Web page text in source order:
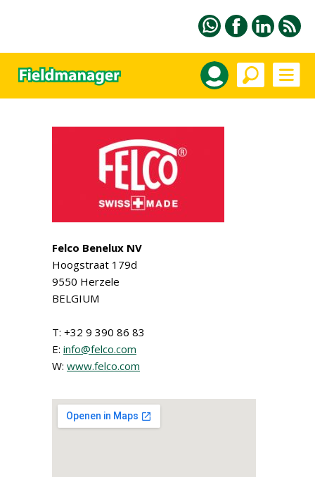
Felco Benelux NV
Hoogstraat 179d
9550 Herzele
BELGIUM
T: +32 9 390 86 83
E: info@felco.com
W: www.felco.com